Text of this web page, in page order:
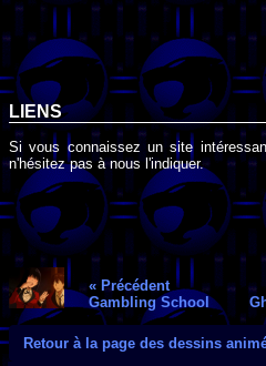
LIENS
Si vous connaissez un site
n'hésitez pas à nous l'indiquer.
« Précédent
Gambling School
Retour à la page des dessins